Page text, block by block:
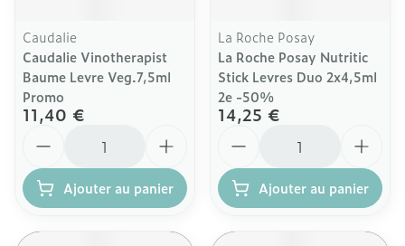
Caudalie
Caudalie Vinotherapist
Baume Levre Veg.7,5ml
Promo
11,40 €
Ajouter au panier
La Roche Posay
La Roche Posay Nutritic
Stick Levres Duo 2x4,5ml
2e -50%
14,25 €
Ajouter au panier